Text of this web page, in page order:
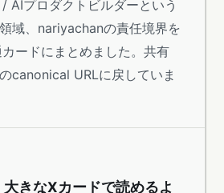
AIプロダクトビルダーという
域、nariyachanの責任境界を
ードにまとめました。共有
canonical URLに戻していま
きなXカードで読めるよ